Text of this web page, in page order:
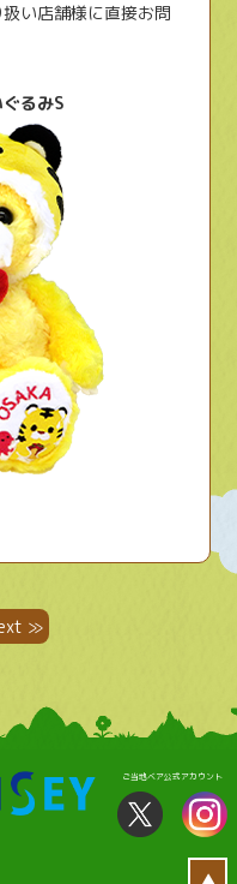
い店舗様に直接お問
るみS
≫
ご当地ベア公式アカウント